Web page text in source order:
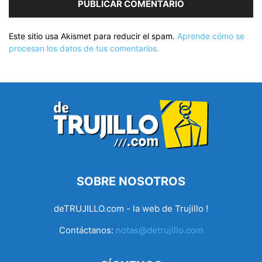
Este sitio usa Akismet para reducir el spam. Aprende cómo se
procesan los datos de tus comentarios.
SOBRE NOSOTROS
deTRUJILLO.com - la web de Trujillo !
Contáctanos: notas@detrujillo.com